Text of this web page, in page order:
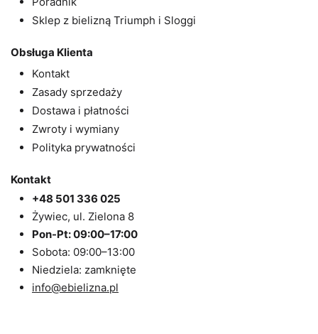
Sklep z bielizną Triumph i Sloggi
Obsługa Klienta
Kontakt
Zasady sprzedaży
Dostawa i płatności
Zwroty i wymiany
Polityka prywatności
Kontakt
+48 501 336 025
Żywiec, ul. Zielona 8
Pon-Pt: 09:00–17:00
Sobota: 09:00–13:00
Niedziela: zamknięte
info@ebielizna.pl